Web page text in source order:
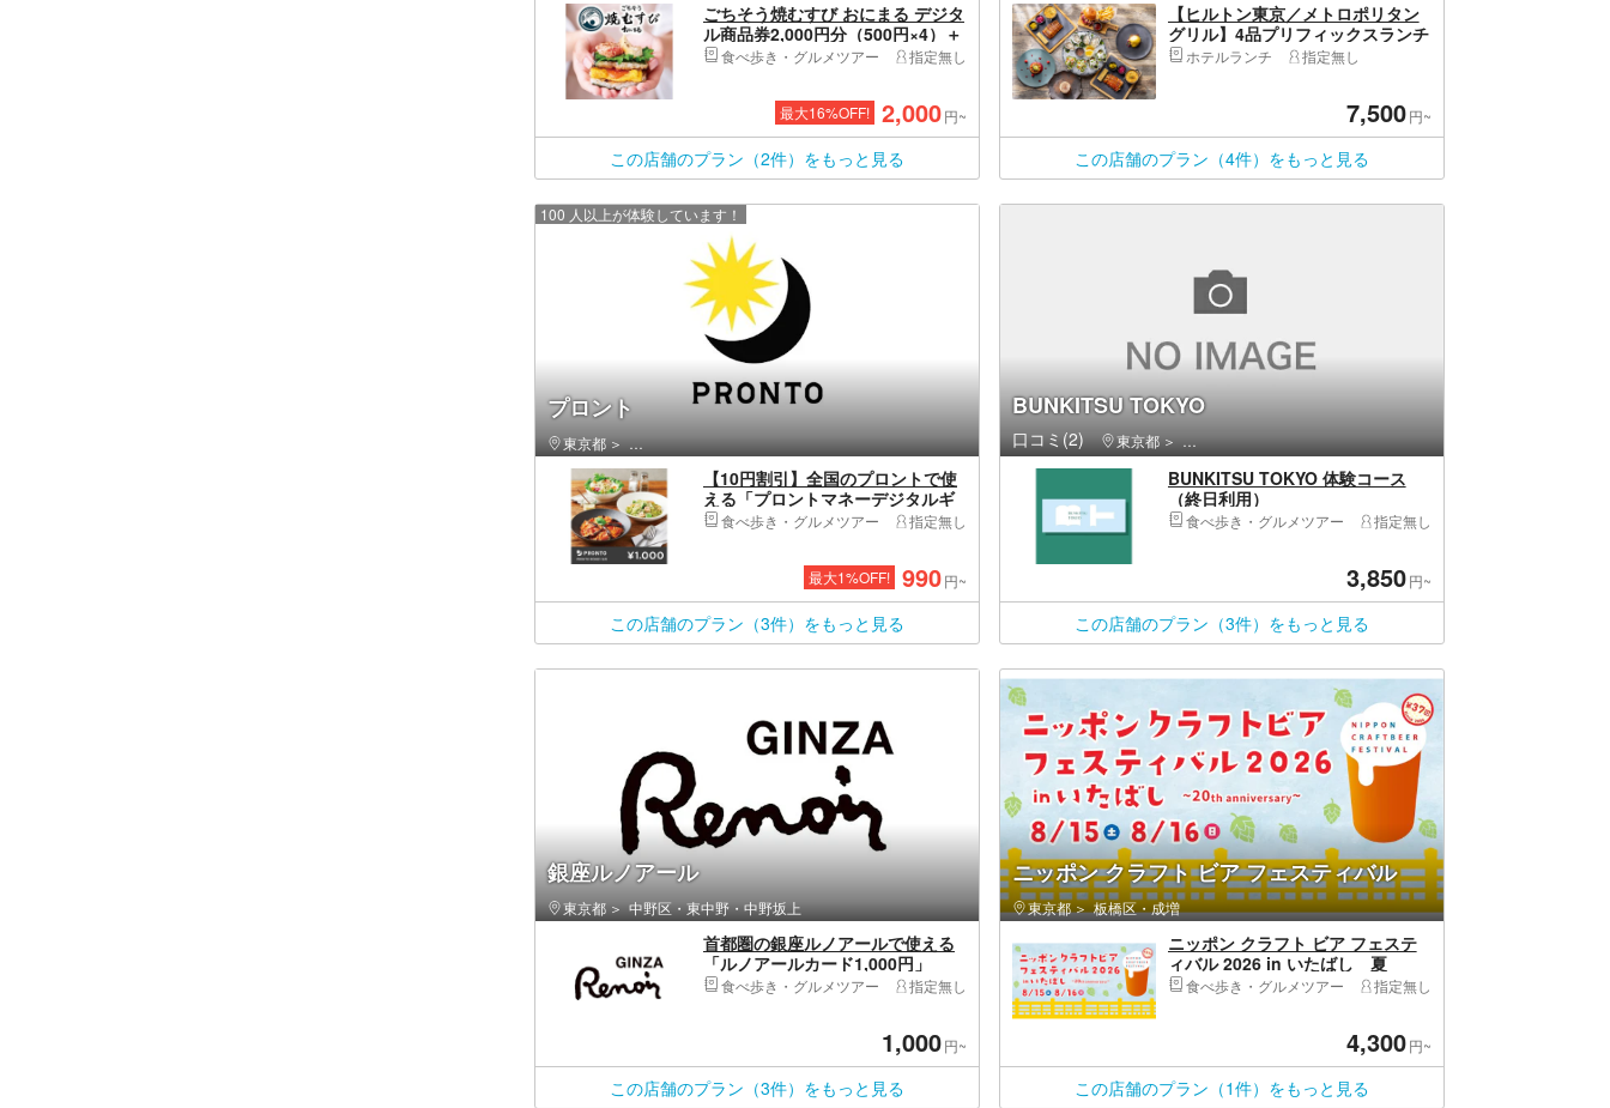
ごちそう焼むすび おにまる デジタ
ル商品券2,000円分（500円×4）＋
プレゼント券
食べ歩き・グルメツアー 指定無し
最大16%OFF! 2,000円~
この店舗のプラン（2件）をもっと見る
【ヒルトン東京／メトロポリタン
グリル】4品プリフィックスランチ
コース
ホテルランチ 指定無し
7,500円~
この店舗のプラン（4件）をもっと見る
プロント
東京都 港区・新橋・六本木・麻布・虎ノ門・お台場・汐留
100 人以上が体験しています！
【10円割引】全国のプロントで使
える「プロントマネーデジタルギ
フト1,000円」
食べ歩き・グルメツアー 指定無し
最大1%OFF! 990円~
この店舗のプラン（3件）をもっと見る
BUNKITSU TOKYO
口コミ(2) 東京都 港区・新橋・六本木・麻布・虎ノ門・お台場・汐留
BUNKITSU TOKYO 体験コース
（終日利用）
食べ歩き・グルメツアー 指定無し
3,850円~
この店舗のプラン（3件）をもっと見る
銀座ルノアール
東京都 中野区・東中野・中野坂上
首都圏の銀座ルノアールで使える
「ルノアールカード1,000円」
食べ歩き・グルメツアー 指定無し
1,000円~
この店舗のプラン（3件）をもっと見る
ニッポン クラフト ビア フェスティバル
東京都 板橋区・成増
ニッポン クラフト ビア フェステ
ィバル 2026 in いたばし 夏
食べ歩き・グルメツアー 指定無し
4,300円~
この店舗のプラン（1件）をもっと見る